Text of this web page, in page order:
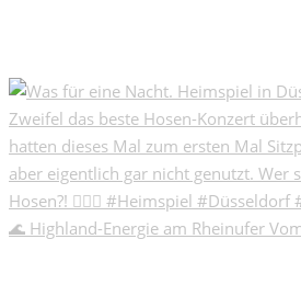
🌊 Highland-Energie am Rheinufer